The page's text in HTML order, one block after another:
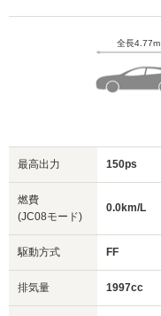
全長4.77m
最高出力 150ps
燃費
(JC08モード)
0.0km/L
駆動方式 FF
排気量 1997cc